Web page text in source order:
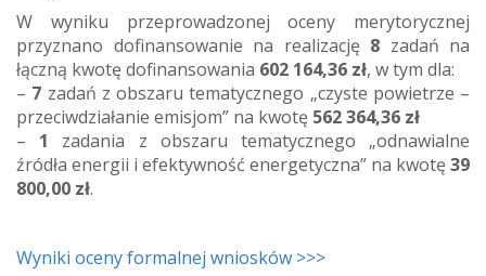
W wyniku przeprowadzonej oceny merytorycznej
przyznano dofinansowanie na realizację 8 zadań na
łączną kwotę dofinansowania 602 164,36 zł, w tym dla:
– 7 zadań z obszaru tematycznego „czyste powietrze –
przeciwdziałanie emisjom” na kwotę 562 364,36 zł
– 1 zadania z obszaru tematycznego „odnawialne
źródła energii i efektywność energetyczna” na kwotę39
800,00 zł.
Wyniki oceny formalnej wniosków >>>